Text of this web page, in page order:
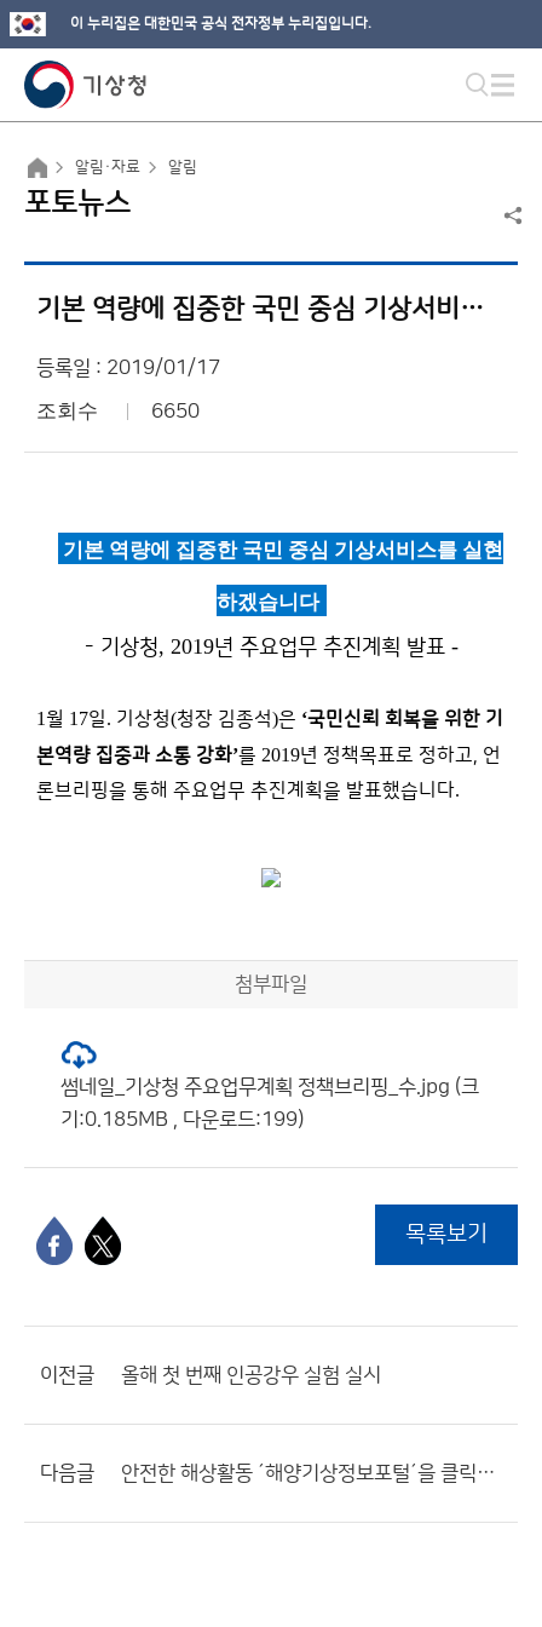
이 누리집은 대한민국 공식 전자정부 누리집입니다.
알림·자료 알림
포토뉴스
기본 역량에 집중한 국민 중심 기상서비스를 실현하겠습니다
등록일 : 2019/01/17
조회수 6650
기본 역량에 집중한 국민 중심 기상서비스를 실현
하겠습니다
- 기상청, 2019년 주요업무 추진계획 발표 -
1월 17일. 기상청(청장 김종석)은 ‘국민신뢰 회복을 위한 기
본역량 집중과 소통 강화’를 2019년 정책목표로 정하고, 언
론브리핑을 통해 주요업무 추진계획을 발표했습니다.
첨부파일
썸네일_기상청 주요업무계획 정책브리핑_수.jpg (크
기:0.185MB , 다운로드:199)
목록보기
이전글 올해 첫 번째 인공강우 실험 실시
다음글 안전한 해상활동 ´해양기상정보포털´을 클릭하세요!